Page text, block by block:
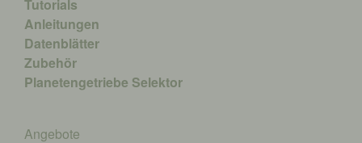
Tutorials
Anleitungen
Datenblätter
Zubehör
Planetengetriebe Selektor
Angebote